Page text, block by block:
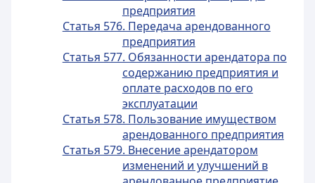
предприятия
Статья 576. Передача арендованного
предприятия
Статья 577. Обязанности арендатора по
содержанию предприятия и
оплате расходов по его
эксплуатации
Статья 578. Пользование имуществом
арендованного предприятия
Статья 579. Внесение арендатором
изменений и улучшений в